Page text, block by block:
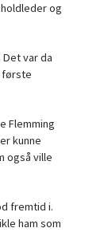
og
var da
første
Flemming
kunne
også ville
fremtid i.
ham som